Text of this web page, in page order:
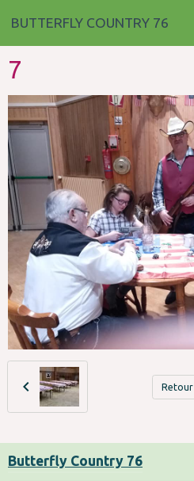
BUTTERFLY COUNTRY 76
7
Retour
Butterfly Country 76